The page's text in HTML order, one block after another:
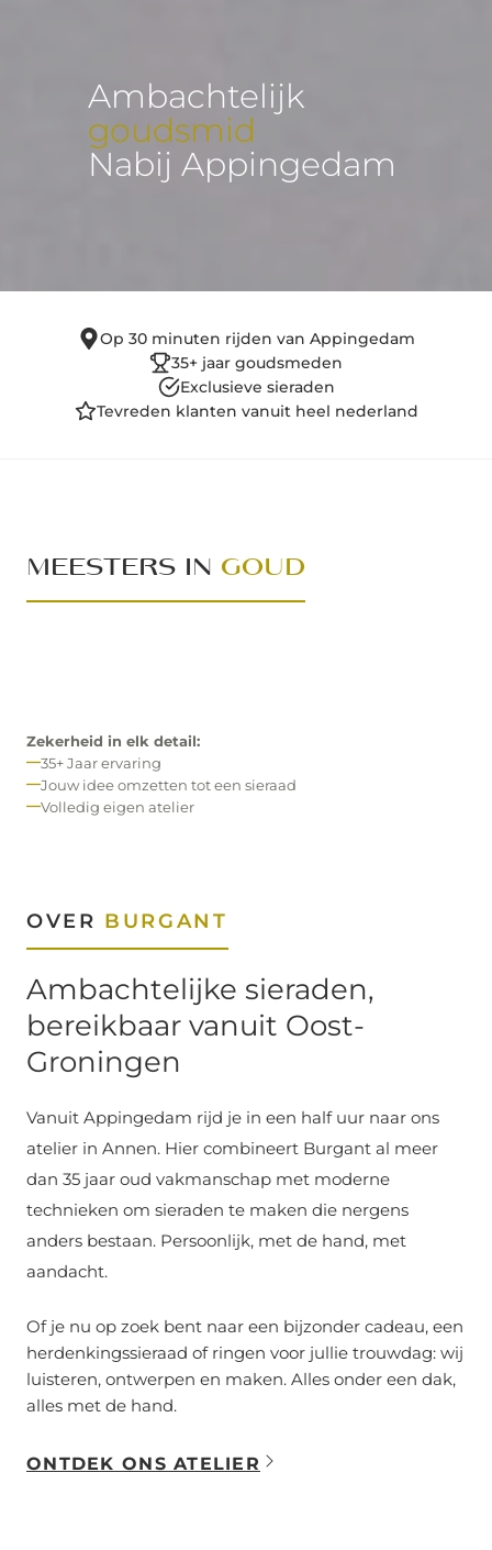
Ambachtelijk
goudsmid
Nabij Appingedam
Op 30 minuten rijden van Appingedam
35+ jaar goudsmeden
Exclusieve sieraden
Tevreden klanten vanuit heel nederland
MEESTERS IN GOUD
Zekerheid in elk detail:
35+ Jaar ervaring
Jouw idee omzetten tot een sieraad
Volledig eigen atelier
OVER BURGANT
Ambachtelijke sieraden,
bereikbaar vanuit Oost-
Groningen
Vanuit Appingedam rijd je in een half uur naar ons
atelier in Annen. Hier combineert Burgant al meer
dan 35 jaar oud vakmanschap met moderne
technieken om sieraden te maken die nergens
anders bestaan. Persoonlijk, met de hand, met
aandacht.
Of je nu op zoek bent naar een bijzonder cadeau, een
herdenkingssieraad of ringen voor jullie trouwdag: wij
luisteren, ontwerpen en maken. Alles onder een dak,
alles met de hand.
ONTDEK ONS ATELIER